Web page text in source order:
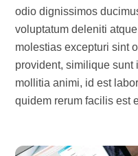
odio dignissimos
voluptatum deleniti
molestias excepturi sint
provident, similique
mollitia animi, id est
quidem rerum facilis est